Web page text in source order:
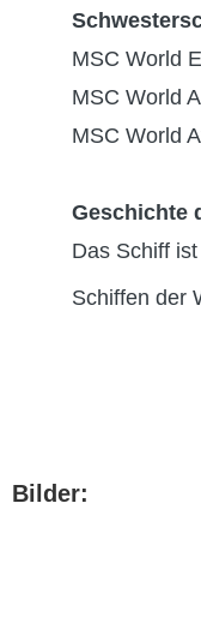
MSC World
MSC World
MSC World
Geschichte
Das Schiff
Schiffen der
Bilder: